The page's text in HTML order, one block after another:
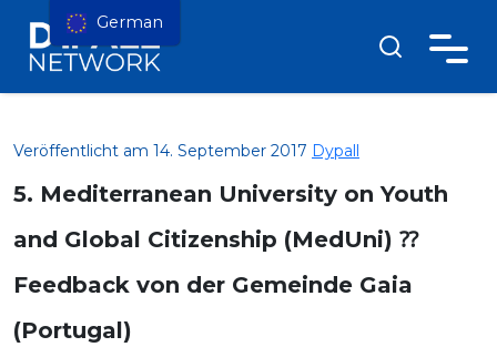
Veröffentlicht am 14. September 2017 Dypall
5. Mediterranean University on Youth
and Global Citizenship (MedUni) ⁇
Feedback von der Gemeinde Gaia
(Portugal)
German